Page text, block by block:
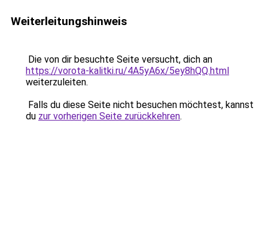
Weiterleitungshinweis
Die von dir besuchte Seite versucht, dich an
https://vorota-kalitki.ru/4A5yA6x/5ey8hQQ.html
weiterzuleiten.
Falls du diese Seite nicht besuchen möchtest, kannst
du zur vorherigen Seite zurückkehren.